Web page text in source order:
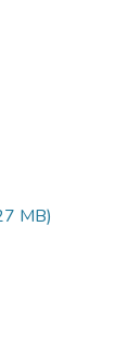
MB)